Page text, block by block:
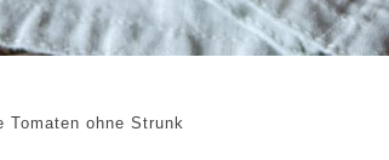
Tomaten ohne Strunk